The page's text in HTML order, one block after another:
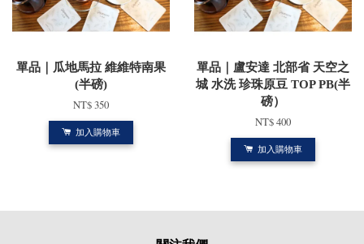
單品｜瓜地馬拉 維維特南果
(半磅)
NT$ 350
加入購物車
單品｜盧安達 北部省 天空之
城 水洗 珍珠原豆 TOP PB(半
磅）
NT$ 400
加入購物車